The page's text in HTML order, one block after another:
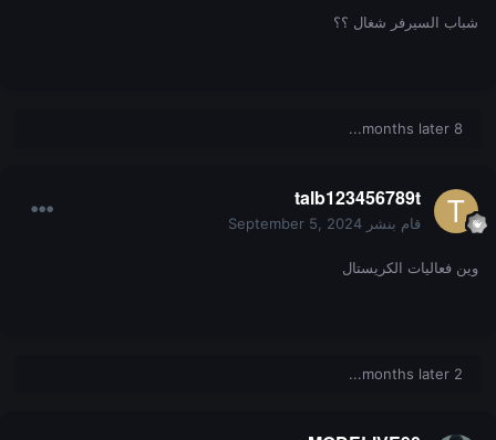
شباب السيرفر شغال ؟؟
8 months later...
talb123456789t
قام بنشر September 5, 2024
وين فعاليات الكريستال
2 months later...